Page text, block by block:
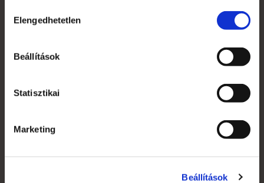
kiválasztása
Elengedhetetlen
Beállítások
Statisztikai
Marketing
Beállítások
Mi az a süti?
Általános Szerződési Feltételek
Grafikai anyagleadás, paraméterek